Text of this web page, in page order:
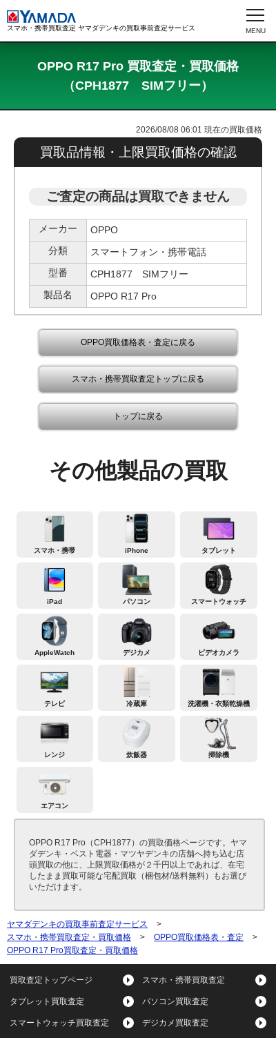
スマホ・携帯買取査定 ヤマダデンキの買取事前査定サービス
OPPO R17 Pro 買取査定・買取価格
（CPH1877 SIMフリー）
2026/08/08 06:01 現在の買取価格
買取品情報・上限買取価格の確認
ご査定の商品は買取できません
メーカー
OPPO
分類
スマートフォン・携帯電話
型番
CPH1877 SIMフリー
製品名
OPPO R17 Pro
OPPO買取価格表・査定に戻る
スマホ・携帯買取査定トップに戻る
トップに戻る
その他製品の買取
スマホ・携帯 iPhone タブレット
iPad パソコン スマートウォッチ
AppleWatch デジカメ ビデオカメラ
テレビ 冷蔵庫 洗濯機・衣類乾燥機
レンジ 炊飯器 掃除機
エアコン
OPPO R17 Pro（CPH1877）の買取価格ページです。ヤマ
ダデンキ・ベスト電器・マツヤデンキの店舗へ持ち込む店
頭買取の他に、上限買取価格が２千円以上であれば、在宅
したまま買取可能な宅配買取（梱包材/送料無料）もお選び
いただけます。
ヤマダデンキの買取事前査定サービス
>
スマホ・携帯買取査定・買取価格
> OPPO買取価格表・査定
>
OPPO R17 Pro買取査定・買取価格
買取査定トップページ スマホ・携帯買取査定
タブレット買取査定 パソコン買取査定
スマートウォッチ買取査定 デジカメ買取査定